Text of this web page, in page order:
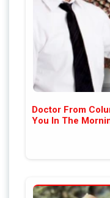
Doctor From
You In The